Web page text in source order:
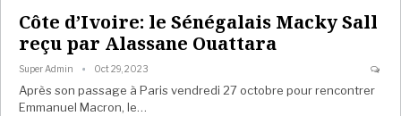
Côte d’Ivoire: le Sénégalais Macky Sall
reçu par Alassane Ouattara
Super Admin Oct 29, 2023
Après son passage à Paris vendredi 27 octobre pour rencontrer
Emmanuel Macron, le…